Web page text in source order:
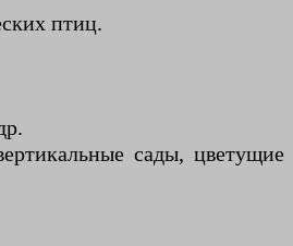
птиц.
сады, цветущие